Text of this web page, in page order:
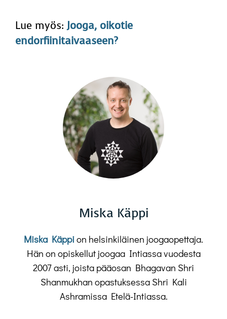
Lue myös:Jooga, oikotie
endorfiinitaivaaseen?
Miska Käppi
Miska Käppion helsinkiläinen joogaopettaja.
Hän on opiskellut joogaa Intiassa vuodesta
2007 asti, joista pääosan Bhagavan Shri
Shanmukhan opastuksessa Shri Kali
Ashramissa Etelä-Intiassa.